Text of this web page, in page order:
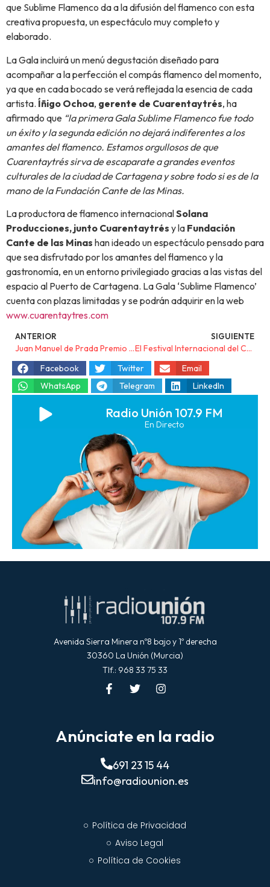
que Sublime Flamenco da a la difusión del flamenco con esta
creativa propuesta, un espectáculo muy completo y
elaborado.
La Gala incluirá un menú degustación diseñado para
acompañar a la perfección el compás flamenco del momento,
ya que en cada bocado se verá reflejada la esencia de cada
artista. Íñigo Ochoa, gerente de Cuarentaytrés, ha
afirmado que “la primera Gala Sublime Flamenco fue todo
unéxito y la segunda edición no dejaráindiferentes a los
amantes del flamenco. Estamos orgullosos de que
Cuarentaytrés sirva de escaparate a grandes eventos
culturales de la ciudad de Cartagena y sobre todo si es de la
mano de la Fundación Cante de las Minas.
La productora de flamenco internacionalSolana
Producciones, junto Cuarentaytrés y la Fundación
Cante de las Minas han ideado un espectáculo pensado para
que sea disfrutado por los amantes del flamenco y la
gastronomía, en un entorno privilegiado gracias a las vistas del
espacio al Puerto de Cartagena. La Gala ‘Sublime Flamenco’
cuenta con plazas limitadas y se podrán adquirir en la web
www.cuarentaytres.com
ANTERIOR
Juan Manuel de Prada Premio Internacional de las Letras Iluro 2025
SIGUIENTE
El Festival Internacional del Cante de las Minas concede su Medella de Oro a la Fundación Teatro Real
Facebook
Twitter
Email
WhatsApp
Telegram LinkedIn
Radio Unión 107.9 FM
En Directo
Avenida Sierra Minera nº8 bajo y 1º derecha
30360 La Unión (Murcia)
Tlf.: 968 33 75 33
Anúnciate en la radio
691 23 15 44
info@radiounion.es
Política de Privacidad
Aviso Legal
Política de Cookies